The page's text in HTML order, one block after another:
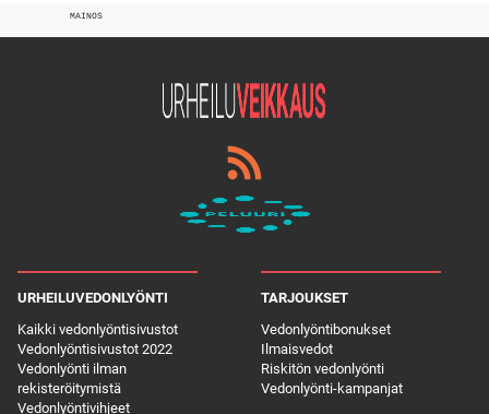
MAINOS
URHEILUVEDONLYÖNTI
Kaikki vedonlyöntisivustot
Vedonlyöntisivustot 2022
Vedonlyönti ilman
rekisteröitymistä
Vedonlyöntivihjeet
TARJOUKSET
Vedonlyöntibonukset
Ilmaisvedot
Riskitön vedonlyönti
Vedonlyönti-kampanjat